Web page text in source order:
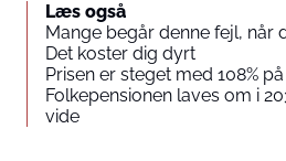
Læs også
Mange begår denne fejl, når
Det koster dig dyrt
Prisen er steget med 108%
Folkepensionen laves om i
vide